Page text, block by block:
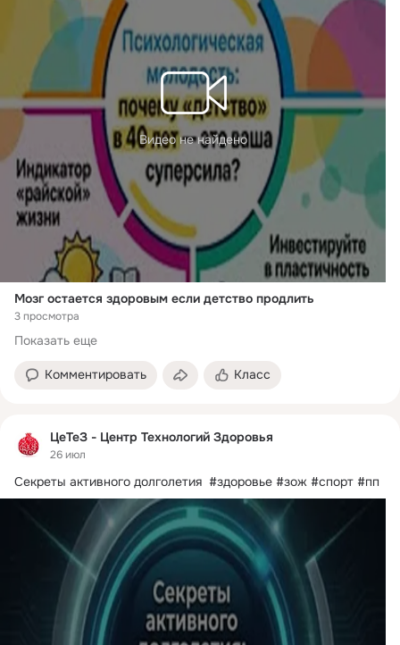
Видео не найдено
Мозг остается здоровым если детство продлить
3 просмотра
Показать еще
Комментировать Класс
ЦеТеЗ - Центр Технологий Здоровья
26 июл
Секреты активного долголетия  #здоровье #зож #спорт #пп